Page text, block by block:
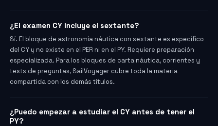
¿El examen CY incluye el sextante?
Sí. El bloque de astronomía náutica con sextante es específico
del CY y no existe en el PER ni en el PY. Requiere preparación
especializada. Para los bloques de carta náutica, corrientes y
tests de preguntas, SailVoyager cubre toda la materia
compartida con los demás títulos.
¿Puedo empezar a estudiar el CY antes de tener el
PY?